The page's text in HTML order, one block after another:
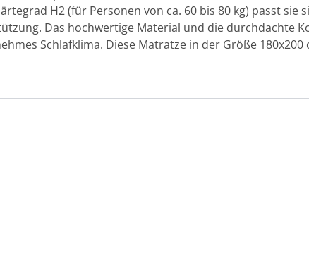
H2 (für Personen von ca. 60 bis 80 kg) passt sie
Das hochwertige Material und die durchdachte
Schlafklima. Diese Matratze in der Größe